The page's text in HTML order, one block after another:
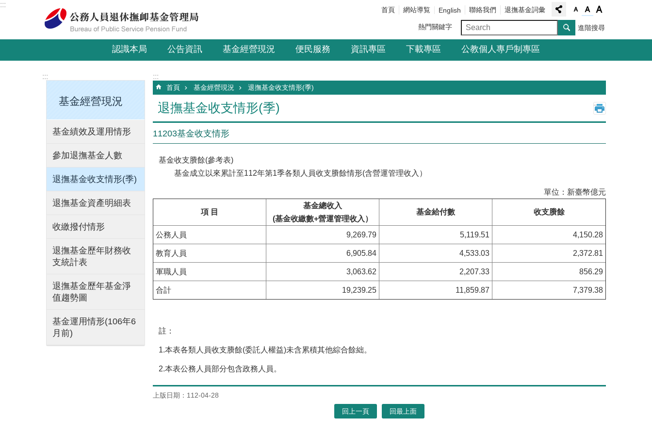
跳到主要內容區塊
:::
首頁 網站導覧 English 聯絡我們 退撫基金詞彙
熱門關鍵字 進階搜尋
認識本局 公告資訊 基金經營現況 便民服務 資訊專區 下載專區 公教個人專戶制專區
:::
基金經營現況
基金績效及運用情形
參加退撫基金人數
退撫基金收支情形(季)
退撫基金資產明細表
收繳撥付情形
退撫基金歷年財務收
支統計表
退撫基金歷年基金淨
值趨勢圖
基金運用情形(106年6
月前)
:::
首頁 基金經營現況 退撫基金收支情形(季)
退撫基金收支情形(季) _
11203基金收支情形
基金收支賸餘(參考表)
基金成立以來累計至112年第1季各類人員收支賸餘情形(含營運管理收入）
單位：新臺幣億元
項 目
基金總收入
(基金收繳數+營運管理收入）
基金給付數 收支賸餘
公務人員 9,269.79 5,119.51 4,150.28
教育人員 6,905.84 4,533.03 2,372.81
軍職人員 3,063.62 2,207.33 856.29
合計 19,239.25 11,859.87 7,379.38
註：
1.本表各類人員收支賸餘(委託人權益)未含累積其他綜合餘絀。
2.本表公務人員部分包含政務人員。
上版日期：112-04-28
回上一頁 回最上面